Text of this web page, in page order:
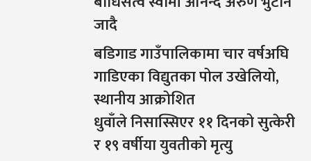
जादै
बडिगाड गाउँपालिकामा चार वर्षअघि
गाडिएका विद्युतका पोल उखेलियो,
स्थानीय आक्रोशित
धुवाँले निसास्सिएर ११ दिनको सुत्केरी
र १९ वर्षीया युवतीको मृत्यु